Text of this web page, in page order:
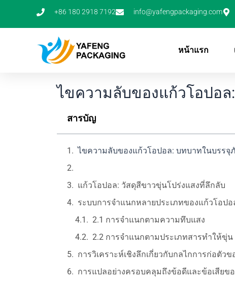
+86 180 2918 7192 info@yafengpackaging.com
หน้าแรก
ไขความลับของแก้วโอปอ
สารบัญ
ไขความลับของแก้วโอปอล: บทบาทในบรรจุ
แก้วโอปอล: วัสดุสีขาวขุ่นโปร่งแสงที่ลึกลับ
ระบบการจำแนกหลายประเภทของแก้วโอปอ
2.1 การจำแนกตามความทึบแสง
2.2 การจำแนกตามประเภทสารทำให้ขุ่น
การวิเคราะห์เชิงลึกเกี่ยวกับกลไกการก่อตัว
การแปลอย่างครอบคลุมถึงข้อดีและข้อเสียข